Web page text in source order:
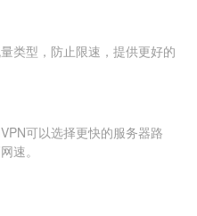
类型，防止限速，提供更好的
可以选择更快的服务器路
速。